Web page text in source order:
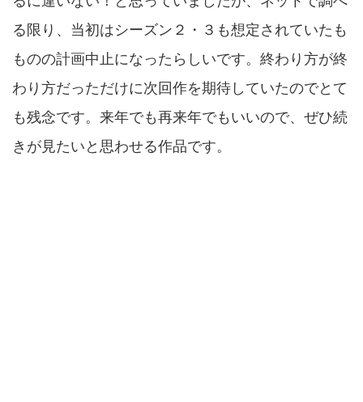
る限り、当初はシーズン２・３も想定されていたも
ものの計画中止になったらしいです。終わり方が終
わり方だっただけに次回作を期待していたのでとて
も残念です。来年でも再来年でもいいので、ぜひ続
きが見たいと思わせる作品です。